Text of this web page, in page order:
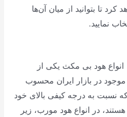
تا بتوانید از میان آن‌ها
نمایید.
هود بی مکث یکی از
در بازار ایران محسوب
نسبت به درجه کیفی بالای خود
در انواع هود مورب، زیر